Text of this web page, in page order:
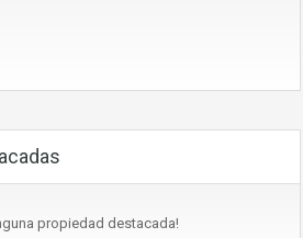
propiedad destacada!